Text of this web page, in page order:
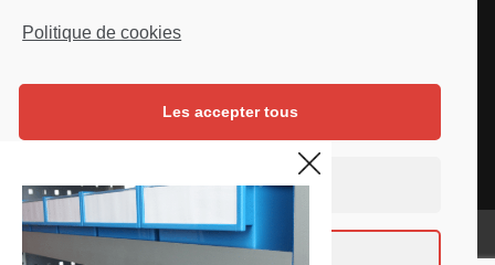
Politique de cookies
Les accepter tous
Continuer sans accepter
Voir les préférences
Instagram
Linkedin
Youtube
Mentions légales